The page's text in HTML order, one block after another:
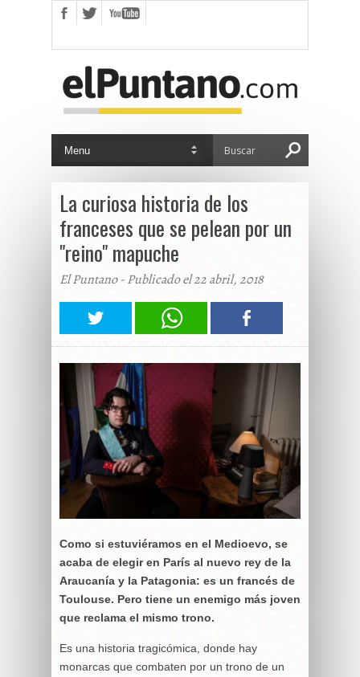
La curiosa historia de los
franceses que se pelean por un
"reino" mapuche
El Puntano - Publicado el 22 abril, 2018
Como si estuviéramos en el Medioevo, se
acaba de elegir en París al nuevo rey de la
Araucanía y la Patagonia: es un francés de
Toulouse. Pero tiene un enemigo más joven
que reclama el mismo trono.
Es una historia tragicómica, donde hay
monarcas que combaten por un trono de un